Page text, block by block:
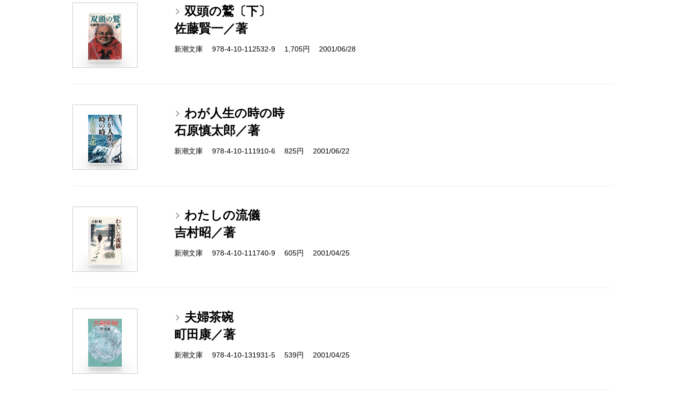
双頭の鷲〔下〕
佐藤賢一／著
新潮文庫 978-4-10-112532-9 1,705円 2001/06/28
わが人生の時の時
石原慎太郎／著
新潮文庫 978-4-10-111910-6 825円 2001/06/22
わたしの流儀
吉村昭／著
新潮文庫 978-4-10-111740-9 605円 2001/04/25
夫婦茶碗
町田康／著
新潮文庫 978-4-10-131931-5 539円 2001/04/25